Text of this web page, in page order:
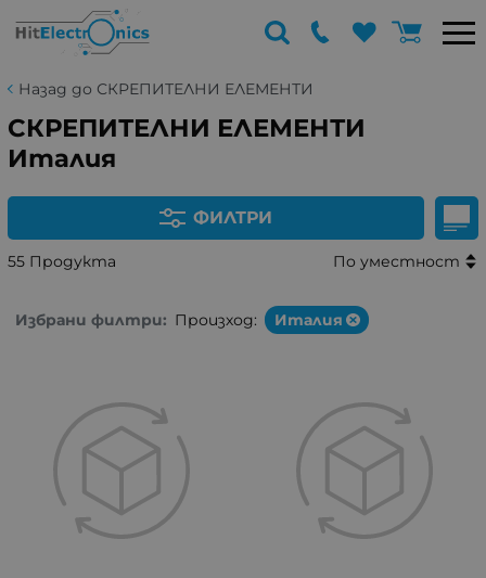
Назад до СКРЕПИТЕЛНИ ЕЛЕМЕНТИ
СКРЕПИТЕЛНИ ЕЛЕМЕНТИ
Италия
ФИЛТРИ
55 Продукта По уместност
Избрани филтри: Произход: Италия